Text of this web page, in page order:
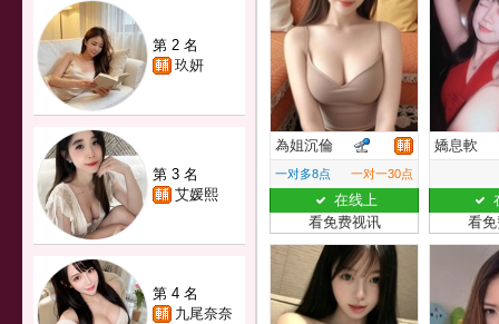
第 2 名
玖妍
第 3 名
艾媛熙
第 4 名
九尾奈奈
為姐沉倫
一对多8点 一对一30点
在线上
看免费视讯
嬌息軟
看